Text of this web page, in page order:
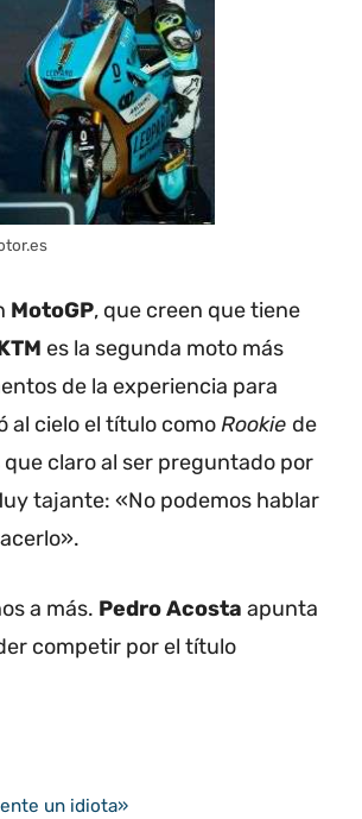
MotoGP, que creen que tiene
es la segunda moto más
de la experiencia para
al cielo el título comoRookie de
claro al ser preguntado por
tajante: «No podemos hablar
a más. Pedro Acosta apunta
competir por el título
un idiota»